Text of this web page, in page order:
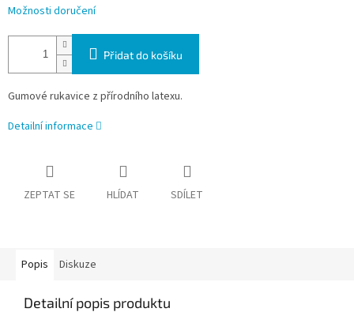
Možnosti doručení
Přidat do košíku
Gumové rukavice z přírodního latexu.
Detailní informace
ZEPTAT SE HLÍDAT SDÍLET
Popis Diskuze
Detailní popis produktu